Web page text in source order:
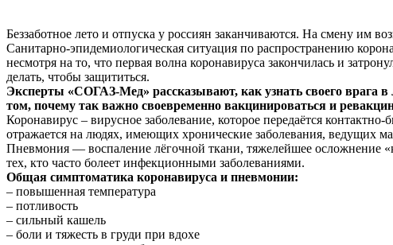
Беззаботное лето и отпуска у россиян заканчиваются. На смену им
Санитарно-эпидемиологическая ситуация по распространению
несмотря на то, что первая волна коронавируса закончилась и
делать, чтобы защититься.
Эксперты «СОГАЗ-Мед» рассказывают, как узнать своего врага
том, почему так важно своевременно вакцинироваться и
Коронавирус – вирусное заболевание, которое передаётся
отражается на людях, имеющих хронические заболевания, ведущих
Пневмония — воспаление лёгочной ткани, тяжелейшее осложнение
тех, кто часто болеет инфекционными заболеваниями.
Общая симптоматика коронавируса и пневмонии:
– повышенная температура
– потливость
– сильный кашель
– боли и тяжесть в груди при вдохе